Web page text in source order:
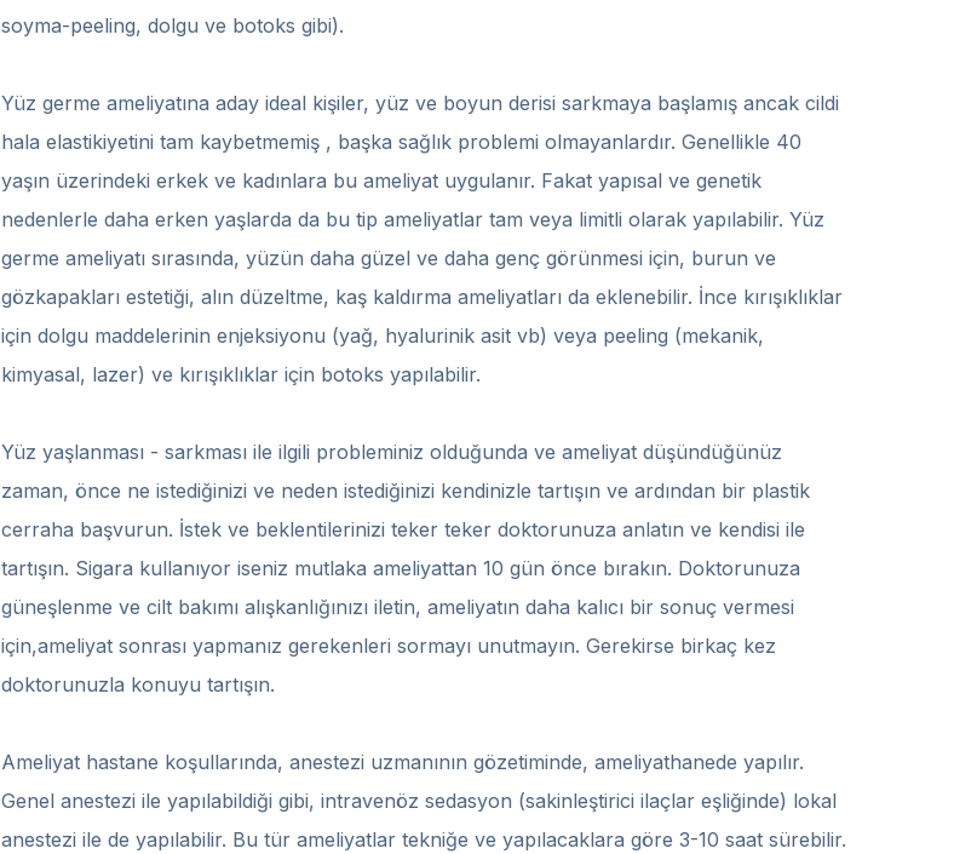
soyma-peeling, dolgu ve botoks gibi).
Yüz germe ameliyatına aday ideal kişiler, yüz ve boyun derisi sarkmaya başlamış ancak cildi
hala elastikiyetini tam kaybetmemiş , başka sağlık problemi olmayanlardır. Genellikle 40
yaşın üzerindeki erkek ve kadınlara bu ameliyat uygulanır. Fakat yapısal ve genetik
nedenlerle daha erken yaşlarda da bu tip ameliyatlar tam veya limitli olarak yapılabilir. Yüz
germe ameliyatı sırasında, yüzün daha güzel ve daha genç görünmesi için, burun ve
gözkapakları estetiği, alın düzeltme, kaş kaldırma ameliyatları da eklenebilir. İnce kırışıklıklar
için dolgu maddelerinin enjeksiyonu (yağ, hyalurinik asit vb) veya peeling (mekanik,
kimyasal, lazer) ve kırışıklıklar için botoks yapılabilir.
Yüz yaşlanması - sarkması ile ilgili probleminiz olduğunda ve ameliyat düşündüğünüz
zaman, önce ne istediğinizi ve neden istediğinizi kendinizle tartışın ve ardından bir plastik
cerraha başvurun. İstek ve beklentilerinizi teker teker doktorunuza anlatın ve kendisi ile
tartışın. Sigara kullanıyor iseniz mutlaka ameliyattan 10 gün önce bırakın. Doktorunuza
güneşlenme ve cilt bakımı alışkanlığınızı iletin, ameliyatın daha kalıcı bir sonuç vermesi
için,ameliyat sonrası yapmanız gerekenleri sormayı unutmayın. Gerekirse birkaç kez
doktorunuzla konuyu tartışın.
Ameliyat hastane koşullarında, anestezi uzmanının gözetiminde, ameliyathanede yapılır.
Genel anestezi ile yapılabildiği gibi, intravenöz sedasyon (sakinleştirici ilaçlar eşliğinde) lokal
anestezi ile de yapılabilir. Bu tür ameliyatlar tekniğe ve yapılacaklara göre 3-10 saat sürebilir.